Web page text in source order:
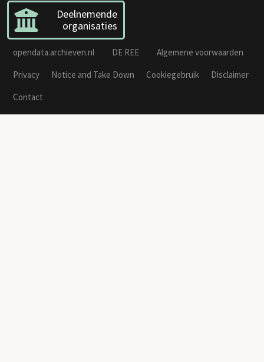
Deelnemende
organisaties
opendata.archieven.nl DE REE
Algemene voorwaarden
Privacy
Notice and Take Down Cookiegebruik
Disclaimer
Contact